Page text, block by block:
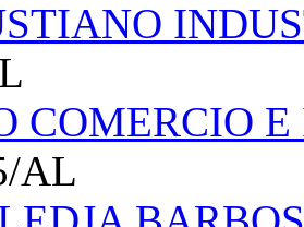
COMERCIO
AL